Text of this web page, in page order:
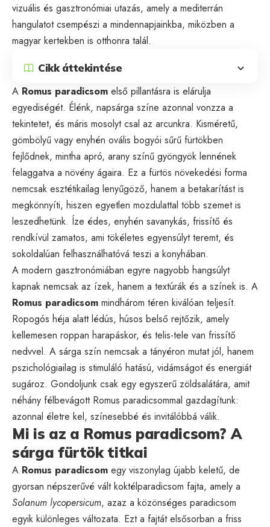
vizuális és gasztronómiai utazás, amely a mediterrán
hangulatot csempészi a mindennapjainkba, miközben a
magyar kertekben is otthonra talál.
Cikk áttekintése
A Romus paradicsom első pillantásra is elárulja
egyediségét. Élénk, napsárga színe azonnal vonzza a
tekintetet, és máris mosolyt csal az arcunkra. Kisméretű,
gömbölyű vagy enyhén ovális bogyói sűrű fürtökben
fejlődnek, mintha apró, arany színű gyöngyök lennének
felaggatva a növény ágaira. Ez a fürtös növekedési forma
nemcsak esztétikailag lenyűgöző, hanem a betakarítást is
megkönnyíti, hiszen egyetlen mozdulattal több szemet is
leszedhetünk. Íze édes, enyhén savanykás, frissítő és
rendkívül zamatos, ami tökéletes egyensúlyt teremt, és
sokoldalúan felhasználhatóvá teszi a konyhában.
A modern gasztronómiában egyre nagyobb hangsúlyt
kapnak nemcsak az ízek, hanem a textúrák és a színek is. A
Romus paradicsom mindhárom téren kiválóan teljesít.
Ropogós héja alatt lédús, húsos belső rejtőzik, amely
kellemesen roppan harapáskor, és telis-tele van frissítő
nedvvel. A sárga szín nemcsak a tányéron mutat jól, hanem
pszichológiailag is stimuláló hatású, vidámságot és energiát
sugároz. Gondoljunk csak egy egyszerű zöldsalátára, amit
néhány félbevágott Romus paradicsommal gazdagítunk:
azonnal életre kel, színesebbé és invitálóbbá válik.
Mi is az a Romus paradicsom? A
sárga fürtök titkai
A Romus paradicsom egy viszonylag újabb keletű, de
gyorsan népszerűvé vált koktélparadicsom fajta, amely a
Solanum lycopersicum, azaz a közönséges paradicsom
egyik különleges változata. Ezt a fajtát elsősorban a friss